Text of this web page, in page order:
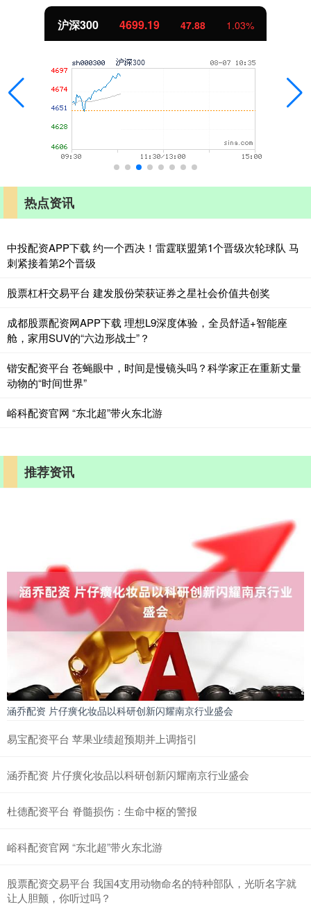
沪深300 4699.19 47.88 1.03%
热点资讯
中投配资APP下载 约一个西决！雷霆联盟第1个晋级次轮球队 马
刺紧接着第2个晋级
股票杠杆交易平台 建发股份荣获证券之星社会价值共创奖
成都股票配资网APP下载 理想L9深度体验，全员舒适+智能座
舱，家用SUV的“六边形战士”？
锴安配资平台 苍蝇眼中，时间是慢镜头吗？科学家正在重新丈量
动物的“时间世界”
峪科配资官网 “东北超”带火东北游
推荐资讯
涵乔配资 片仔癀化妆品以科研创新闪耀南京行业盛会
易宝配资平台 苹果业绩超预期并上调指引
涵乔配资 片仔癀化妆品以科研创新闪耀南京行业盛会
杜德配资平台 脊髓损伤：生命中枢的警报
峪科配资官网 “东北超”带火东北游
股票配资交易平台 我国4支用动物命名的特种部队，光听名字就
让人胆颤，你听过吗？